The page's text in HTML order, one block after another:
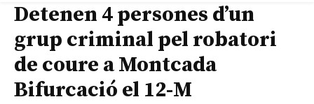
Detenen 4 persones d’un
grup criminal pel robatori
de coure a Montcada
Bifurcació el 12-M